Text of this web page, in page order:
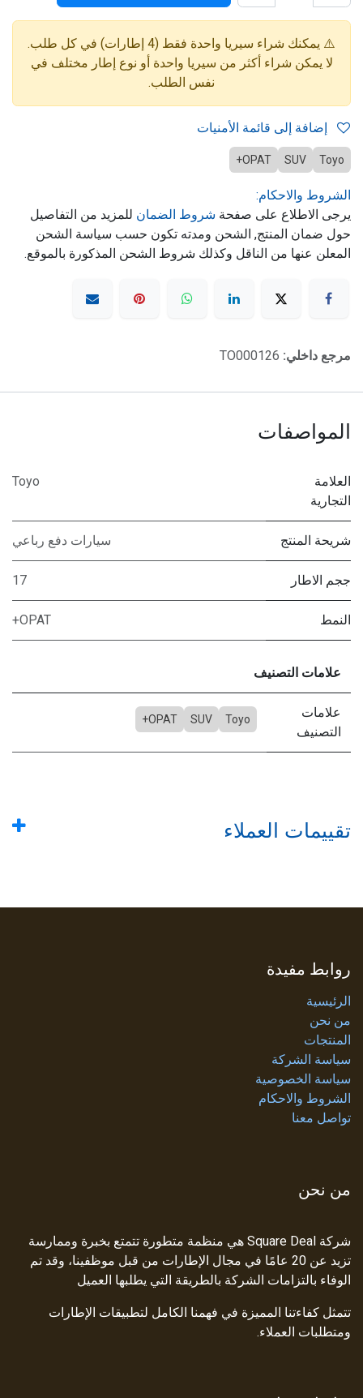
⚠️ يمكنك شراء سيريا واحدة فقط (4 إطارات) في كل طلب.
لا يمكن شراء أكثر من سيريا واحدة أو نوع إطار مختلف في
نفس الطلب.
Toyo
SUV
OPAT+
الشروط والاحكام:
يرجى الاطلاع على صفحة شروط الضمان للمزيد من التفاصيل
حول ضمان المنتج, الشحن ومدته تكون حسب سياسة الشحن
المعلن عنها من الناقل وكذلك شروط الشحن المذكورة بالموقع.
مرجع داخلي: TO000126
المواصفات
العلامة
التجارية
Toyo
شريحة المنتج سيارات دفع رباعي
ججم الاطار 17
النمط OPAT+
علامات التصنيف
علامات
التصنيف
Toyo
SUV
OPAT+
تقييمات العملاء
روابط مفيدة
الرئيسية
من نحن
المنتجات
سياسة الشركة
سياسة الخصوصية
الشروط والاحكام
تواصل معنا
من نحن
شركة Square Deal هي منظمة متطورة تتمتع بخبرة وممارسة
تزيد عن 20 عامًا في مجال الإطارات من قبل موظفينا، وقد تم
الوفاء بالتزامات الشركة بالطريقة التي يطلبها العميل
تتمثل كفاءتنا المميزة في فهمنا الكامل لتطبيقات الإطارات
ومتطلبات العملاء.